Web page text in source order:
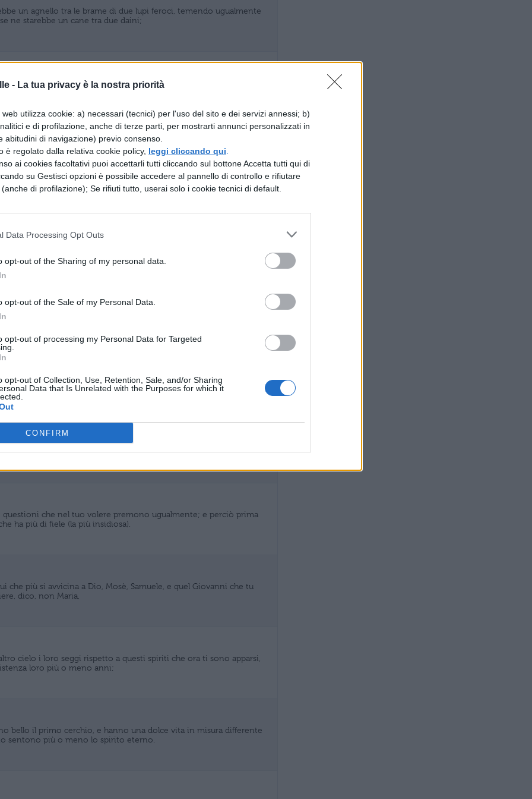
- La tua privacy è la nostra priorità
utilizza cookie: a) necessari (tecnici) per l'uso del sito e dei servizi annessi; b)
e di profilazione, anche di terze parti, per mostrarti annunci personalizzati in
abitudini di navigazione) previo consenso.
è regolato dalla relativa cookie policy, leggi cliccando qui
ai cookies facoltativi puoi accettarli tutti cliccando sul bottone Accetta tutti qui di
su Gestisci opzioni è possibile accedere al pannello di controllo e rifiutare
di profilazione); Se rifiuti tutto, userai solo i cookie tecnici di default.
Data Processing Opt Outs
opt-out of the Sharing of my personal data.
opt-out of the Sale of my Personal Data.
opt-out of processing my Personal Data for Targeted
opt-out of Collection, Use, Retention, Sale, and/or Sharing
Data that Is Unrelated with the Purposes for which it
CONFIRM
un agnello tra le brame di due lupi feroci, temendo ugualmente
ne starebbe un cane tra due daini;
non mi biasimo, spinto in ugual modo dai miei due dubbi,
né mi lodo.
mio desiderio di sapere era dipinto sul mio viso, e con esso la
che se l’avessi espressa a parole.
bene come ti attira un dubbio e l’altro, così che la tua
si blocca da sola in modo che non si manifesta.
del merito?’
di dubitare il fatto che sembri che le anime tornino alle stelle,
di Platone.
questioni che nel tuo volere premono ugualmente; e perciò prima
ha più di fiele (la più insidiosa).
che più si avvicina a Dio, Mosè, Samuele, e quel Giovanni che tu
dico, non Maria,
cielo i loro seggi rispetto a questi spiriti che ora ti sono apparsi,
loro più o meno anni;
bello il primo cerchio, e hanno una dolce vita in misura differente
sentono più o meno lo spirito eterno.